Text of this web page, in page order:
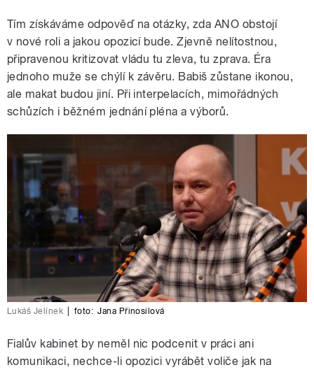
Tím získáváme odpověď na otázky, zda ANO obstojí
v nové roli a jakou opozicí bude. Zjevně nelítostnou,
připravenou kritizovat vládu tu zleva, tu zprava. Éra
jednoho muže se chýlí k závěru. Babiš zůstane ikonou,
ale makat budou jiní. Při interpelacích, mimořádných
schůzích i běžném jednání pléna a výborů.
Lukáš Jelínek foto: Jana Přinosilová
Fialův kabinet by neměl nic podcenit v práci ani
komunikaci, nechce-li opozici vyrábět voliče jak na